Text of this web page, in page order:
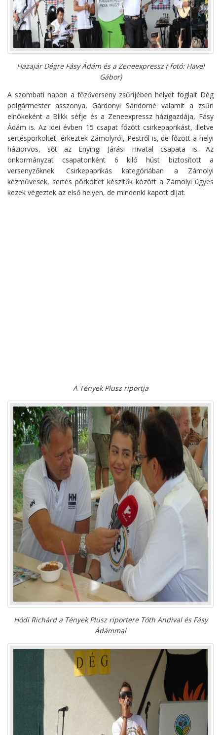
Hazajár Dégre Fásy Ádám és a Zeneexpressz ( fotó: Havel
Gábor)
A szombati napon a főzőverseny zsűrijében helyet foglalt Dég
polgármester asszonya, Gárdonyi Sándorné valamit a zsűri
elnökeként a Blikk séfje és a Zeneexpressz házigazdája, Fásy
Ádám is. Az idei évben 15 csapat főzött csirkepaprikást, illetve
sertéspörköltet, érkeztek Zámolyról, Pestről is, de főzött a helyi
háziorvos, sőt az Enyingi Járási Hivatal csapata is. Az
önkormányzat csapatonként 6 kiló húst biztosított a
versenyzőknek. Csirkepaprikás kategóriában a Zámolyi
kézművesek, sertés pörköltet készítők között a Zámolyi ügyes
kezek végeztek az első helyen, de mindenki kapott díjat.
A Tények Plusz riportja
Hódi Richárd a Tények Plusz riportere Tóth Andival és Fásy
Ádámmal